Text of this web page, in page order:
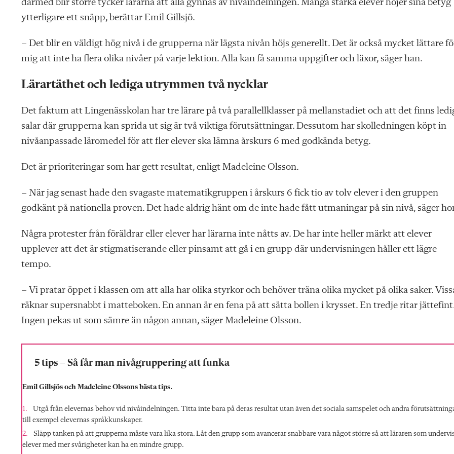
därmed blir större tycker lärarna att alla gynnas av nivåindelningen. Många starka elever höjer sina betyg
ytterligare ett snäpp, berättar Emil Gillsjö.
– Det blir en väldigt hög nivå i de grupperna när lägsta nivån höjs generellt. Det är också mycket lättare
mig att inte ha flera olika nivåer på varje lektion. Alla kan få samma uppgifter och läxor, säger han.
Lärartäthet och lediga utrymmen två nycklar
Det faktum att Lingenässkolan har tre lärare på två parallellklasser på mellanstadiet och att det finns
salar där grupperna kan sprida ut sig är två viktiga förutsättningar. Dessutom har skolledningen köpt in
nivåanpassade läromedel för att fler elever ska lämna årskurs 6 med godkända betyg.
Det är prioriteringar som har gett resultat, enligt Madeleine Olsson.
– När jag senast hade den svagaste matematikgruppen i årskurs 6 fick tio av tolv elever i den gruppen
godkänt på nationella proven. Det hade aldrig hänt om de inte hade fått utmaningar på sin nivå, säger
Några protester från föräldrar eller elever har lärarna inte nåtts av. De har inte heller märkt att elever
upplever att det är stigmatiserande eller pinsamt att gå i en grupp där undervisningen håller ett lägre
tempo.
– Vi pratar öppet i klassen om att alla har olika styrkor och behöver träna olika mycket på olika saker.
räknar supersnabbt i matteboken. En annan är en fena på att sätta bollen i krysset. En tredje ritar
Ingen pekas ut som sämre än någon annan, säger Madeleine Olsson.
5 tips – Så får man nivågruppering att funka
Emil Gillsjös och Madeleine Olssons bästa tips.
Utgå från elevernas behov vid nivåindelningen. Titta inte bara på deras resultat utan även det sociala samspelet och andra
till exempel elevernas språkkunskaper.
Släpp tanken på att grupperna måste vara lika stora. Låt den grupp som avancerar snabbare vara något större så att läraren som
elever med mer svårigheter kan ha en mindre grupp.